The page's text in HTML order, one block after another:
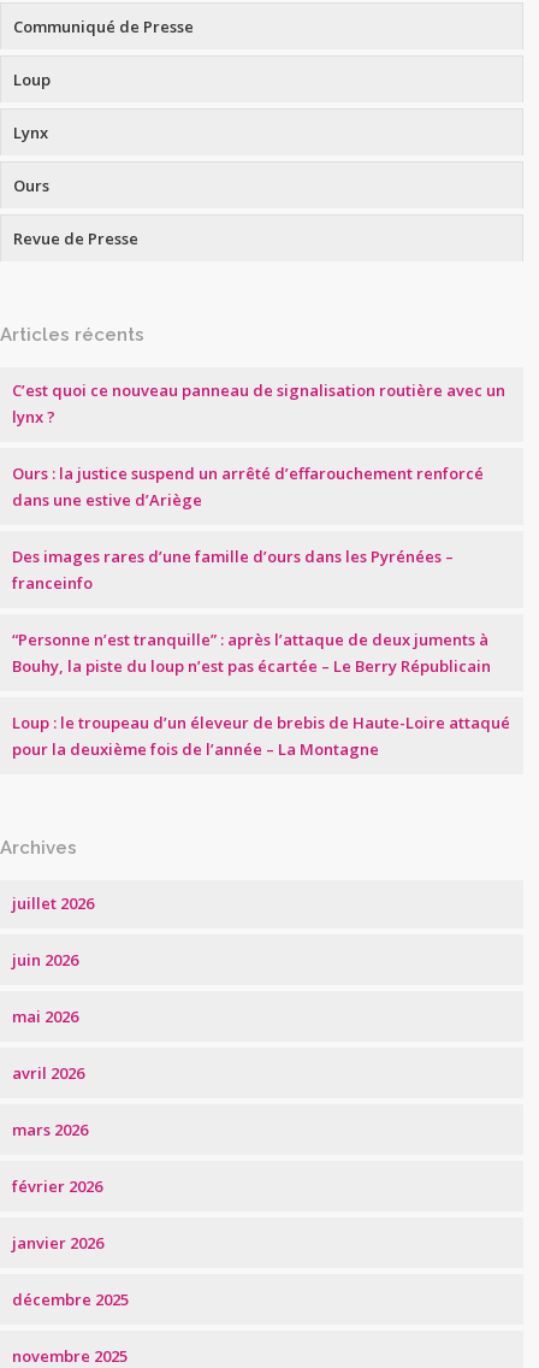
Communiqué de Presse
Loup
Lynx
Ours
Revue de Presse
Articles récents
C’est quoi ce nouveau panneau de signalisation routière avec un
lynx ?
Ours : la justice suspend un arrêté d’effarouchement renforcé
dans une estive d’Ariège
Des images rares d’une famille d’ours dans les Pyrénées –
franceinfo
“Personne n’est tranquille” : après l’attaque de deux juments à
Bouhy, la piste du loup n’est pas écartée – Le Berry Républicain
Loup : le troupeau d’un éleveur de brebis de Haute-Loire attaqué
pour la deuxième fois de l’année – La Montagne
Archives
juillet 2026
juin 2026
mai 2026
avril 2026
mars 2026
février 2026
janvier 2026
décembre 2025
novembre 2025